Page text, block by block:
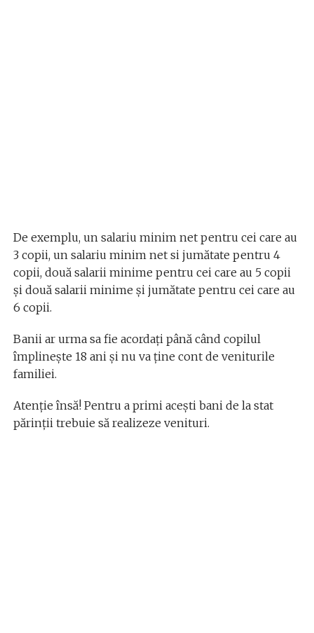
De exemplu, un salariu minim net pentru cei care au
3 copii, un salariu minim net si jumătate pentru 4
copii, două salarii minime pentru cei care au 5 copii
și două salarii minime și jumătate pentru cei care au
6 copii.
Banii ar urma sa fie acordați până când copilul
împlinește 18 ani și nu va ține cont de veniturile
familiei.
Atenție însă! Pentru a primi acești bani de la stat
părinții trebuie să realizeze venituri.